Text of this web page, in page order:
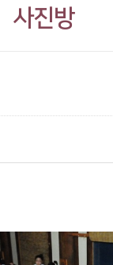
사진방